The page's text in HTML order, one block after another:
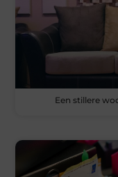
Een stillere